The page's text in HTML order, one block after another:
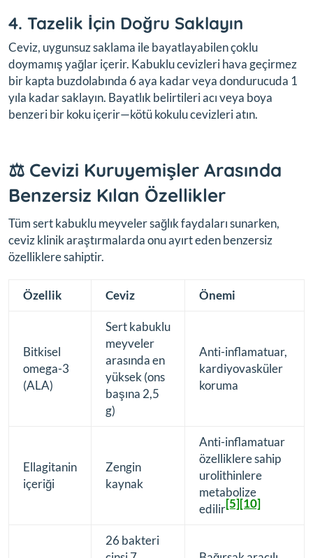
4. Tazelik İçin Doğru Saklayın
Ceviz, uygunsuz saklama ile bayatlayabilen çoklu
doymamış yağlar içerir. Kabuklu cevizleri hava geçirmez
bir kapta buzdolabında 6 aya kadar veya dondurucuda 1
yıla kadar saklayın. Bayatlık belirtileri acı veya boya
benzeri bir koku içerir—kötü kokulu cevizleri atın.
⚖️ Cevizi Kuruyemişler Arasında
Benzersiz Kılan Özellikler
Tüm sert kabuklu meyveler sağlık faydaları sunarken,
ceviz klinik araştırmalarda onu ayırt eden benzersiz
özelliklere sahiptir.
Özellik Ceviz Önemi
Bitkisel
omega-3
(ALA)
Sert kabuklu
meyveler
arasında en
yüksek (ons
başına 2,5
g)
Anti-inflamatuar,
kardiyovasküler
koruma
Ellagitanin
içeriği
Zengin
kaynak
Anti-inflamatuar
özelliklere sahip
urolithinlere
metabolize
edilir[5][10]
26 bakteri